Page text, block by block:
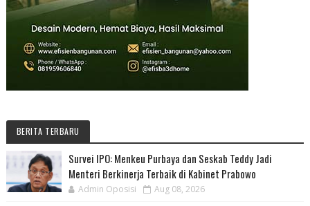
BERITA TERBARU
Survei IPO: Menkeu Purbaya dan Seskab Teddy Jadi
Menteri Berkinerja Terbaik di Kabinet Prabowo
Admin Oposisi Aug 08, 2026